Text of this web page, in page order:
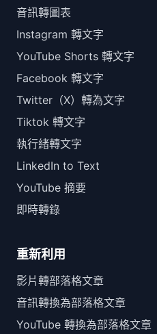
音訊轉圖表
Instagram 轉文字
YouTube Shorts 轉文字
Facebook 轉文字
Twitter（X）轉為文字
Tiktok 轉文字
執行緒轉文字
LinkedIn to Text
YouTube 摘要
即時轉錄
重新利用
影片轉部落格文章
音訊轉換為部落格文章
YouTube 轉換為部落格文章